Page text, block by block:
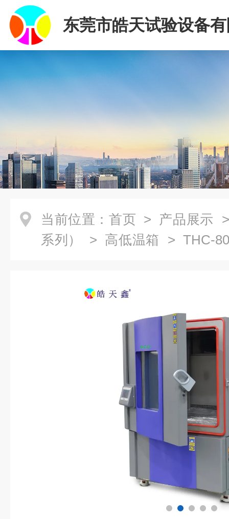
东莞市皓天试验设备
当前位置： 首页 > 产品展示
系列）
> 高低温箱 > THC-